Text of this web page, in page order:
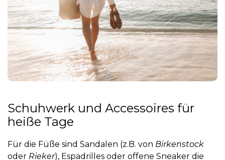
Schuhwerk und Accessoires für
heiße Tage
Für die Füße sind Sandalen (z.B. von Birkenstock
oder Rieker), Espadrilles oder offene Sneaker die